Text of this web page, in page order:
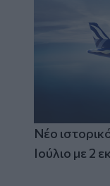
Νέο
Ιούλιο με 2